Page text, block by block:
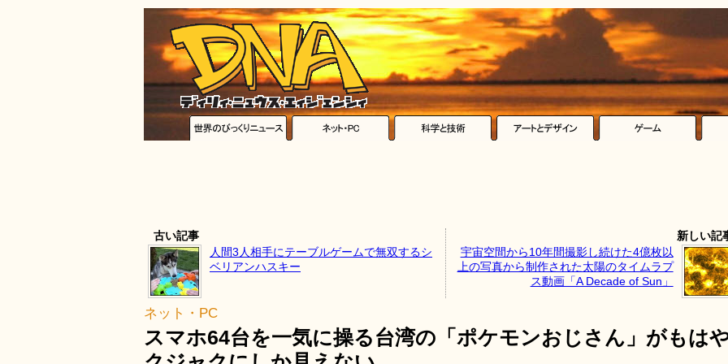
古い記事
人間3人相手にテーブルゲームで無双するシ
ベリアンハスキー
新しい記
宇宙空間から10年間撮影し続けた4億枚以
上の写真から制作された太陽のタイムラプ
ス動画「A Decade of Sun」
ネット・PC
スマホ64台を一気に操る台湾の「ポケモンおじさん」がもは